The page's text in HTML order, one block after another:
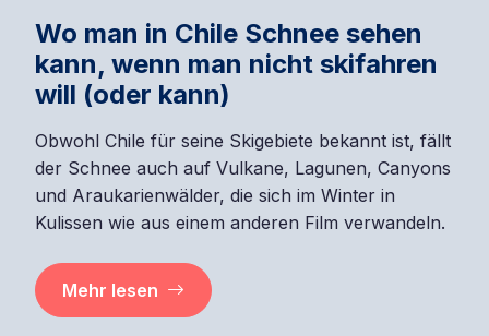
Wo man in Chile Schnee sehen
kann, wenn man nicht skifahren
will (oder kann)
Obwohl Chile für seine Skigebiete bekannt ist, fällt
der Schnee auch auf Vulkane, Lagunen, Canyons
und Araukarienwälder, die sich im Winter in
Kulissen wie aus einem anderen Film verwandeln.
Mehr lesen